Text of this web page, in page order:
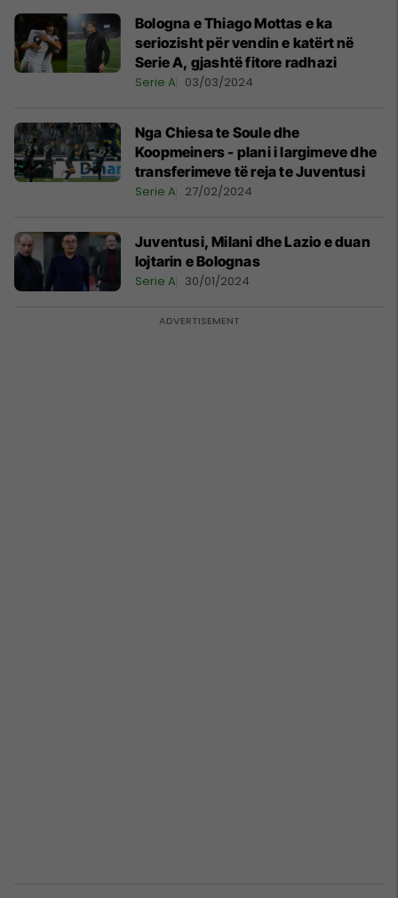
Bologna e Thiago Mottas e ka
seriozisht për vendin e katërt në
Serie A, gjashtë fitore radhazi
Serie A 03/03/2024
Nga Chiesa te Soule dhe
Koopmeiners - plani i largimeve dhe
transferimeve të reja te Juventusi
Serie A 27/02/2024
Juventusi, Milani dhe Lazio e duan
lojtarin e Bolognas
Serie A 30/01/2024